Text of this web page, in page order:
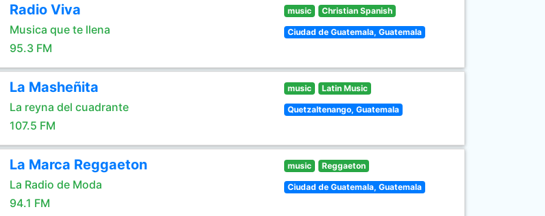
Radio Viva
Musica que te llena
95.3 FM
music Christian Spanish
Ciudad de Guatemala, Guatemala
La Masheñita
La reyna del cuadrante
107.5 FM
music Latin Music
Quetzaltenango, Guatemala
La Marca Reggaeton
La Radio de Moda
94.1 FM
music Reggaeton
Ciudad de Guatemala, Guatemala